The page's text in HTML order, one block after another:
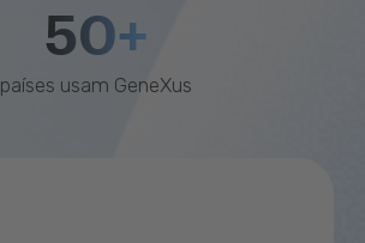
50+
países usam GeneXus